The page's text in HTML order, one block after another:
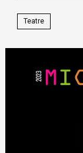
Teatre